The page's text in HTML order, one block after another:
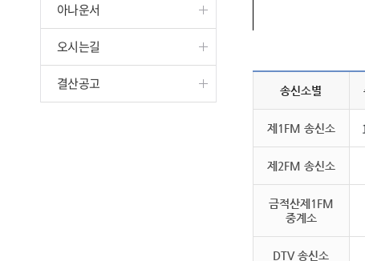
아나운서
오시는길
결산공고 송신소별
제1FM 송신소
제2FM 송신소
금적산제1FM
중계소
DTV 송신소